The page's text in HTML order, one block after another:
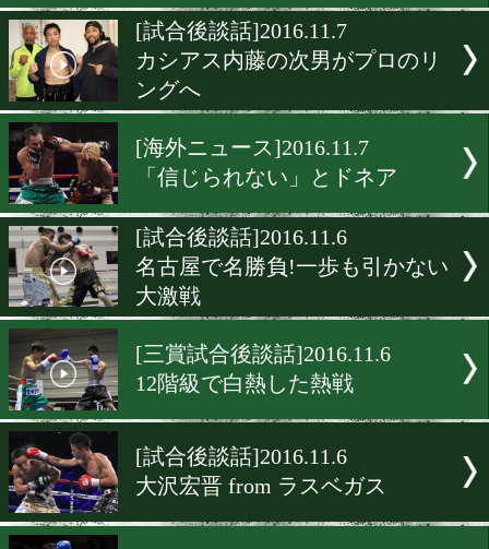
[試合後談話]2016.11.11
大阪、剛腕対決を制したの
[試合後談話]2016.11.11
無敗のホープが登場
[試合後談話]2016.11.8
KOに飢えた男たち、今夜
は?
[試合後談話]2016.11.7
カシアス内藤の次男がプロ
ングへ